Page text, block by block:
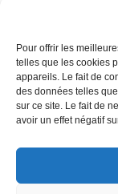
Pour offrir les
telles que les cookies
appareils. Le fait de
des données telles
sur ce site. Le fait de
avoir un effet négatif
Aucun